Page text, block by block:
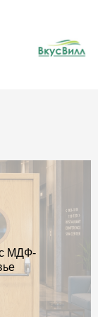
с МДФ-